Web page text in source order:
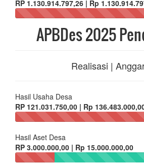
RP 1.130.914.797,26 | Rp
APBDes 2025
Realisasi |
Hasil Usaha Desa
RP 121.031.750,00 | Rp
Hasil Aset Desa
RP 3.000.000,00 | Rp 15.000.000,00